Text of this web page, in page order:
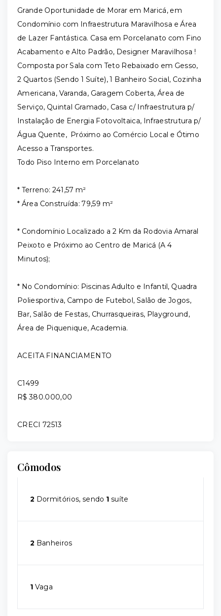
Grande Oportunidade de Morar em Maricá, em
Condomínio com Infraestrutura Maravilhosa e Área
de Lazer Fantástica. Casa em Porcelanato com Fino
Acabamento e Alto Padrão, Designer Maravilhosa !
Composta por Sala com Teto Rebaixado em Gesso,
2 Quartos (Sendo 1 Suíte), 1 Banheiro Social, Cozinha
Americana, Varanda, Garagem Coberta, Área de
Serviço, Quintal Gramado, Casa c/ Infraestrutura p/
Instalação de Energia Fotovoltaica, Infraestrutura p/
Água Quente, Próximo ao Comércio Local e Ótimo
Acesso a Transportes.
Todo Piso Interno em Porcelanato
* Terreno: 241,57 m²
* Área Construída: 79,59 m²
* Condomínio Localizado a 2 Km da Rodovia Amaral
Peixoto e Próximo ao Centro de Maricá (A 4
Minutos);
* No Condomínio: Piscinas Adulto e Infantil, Quadra
Poliesportiva, Campo de Futebol, Salão de Jogos,
Bar, Salão de Festas, Churrasqueiras, Playground,
Área de Piquenique, Academia.
ACEITA FINANCIAMENTO
C1499
R$ 380.000,00
CRECI 72513
Cômodos
2 Dormitórios, sendo 1 suíte
2 Banheiros
1 Vaga